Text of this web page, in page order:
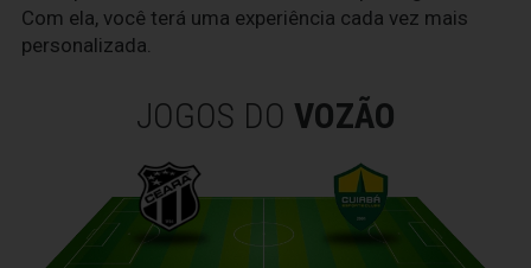
Com ela, você terá uma experiência cada vez mais
personalizada.
JOGOS DO VOZÃO